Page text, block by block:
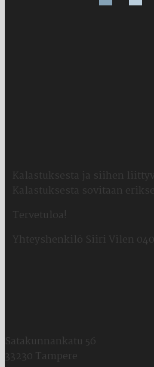
Kalastuksesta ja siihen
Kalastuksesta sovitaan
Tervetuloa!
Yhteyshenkilö Siiri Vilen 040
Satakunnankatu 56
33230 Tampere